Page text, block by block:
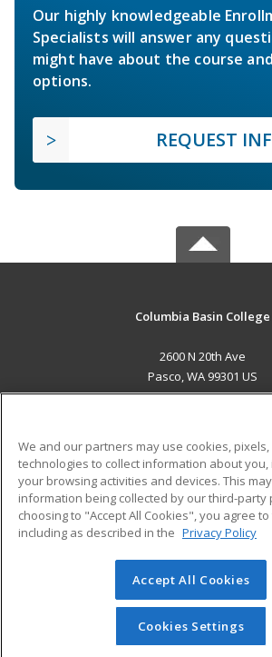
Our highly knowledgeable
Specialists will answer any
might have about the course
options.
REQUEST
Columbia Basin College
2600 N 20th Ave
Pasco, WA 99301 US
ADDITIONAL
Military
Financial Assistance
Help
Student
© 2026 ed2go, a division of Cengage
reserved. The material on this site cannot
redistributed unless you have
permission from Cengage Learning.
We and our partners may use cookies,
technologies to collect information about
your browsing activities and devices. This
information being collected by our third-party
choosing to "Accept All Cookies", you agree
including as described in the Privacy Policy
Accept All Cookies
Cookies Settings